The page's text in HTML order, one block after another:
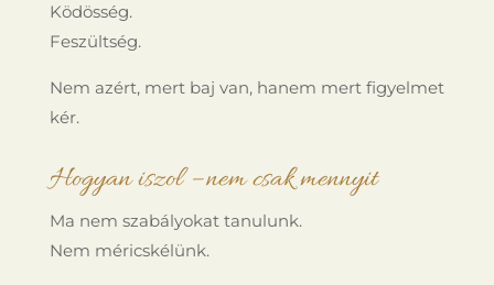
Ködösség.
Feszültség.
Nem azért, mert baj van, hanem mert figyelmet
kér.
Hogyan iszol – nem csak mennyit
Ma nem szabályokat tanulunk.
Nem méricskélünk.